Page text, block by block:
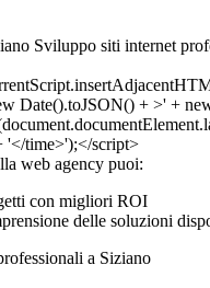
web agency puoi:
con migliori ROI
delle soluzioni
a Siziano